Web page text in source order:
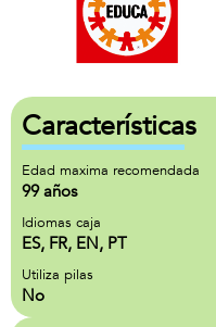
Características
Edad maxima recomendada
99 años
Idiomas caja
ES, FR, EN, PT
Utiliza pilas
No